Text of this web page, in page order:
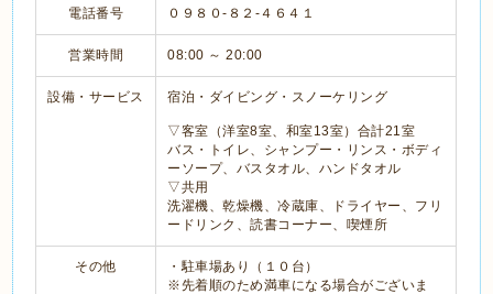
電話番号 ０９８０-８２-４６４１
営業時間 08:00 ～ 20:00
設備・サービス 宿泊・ダイビング・スノーケリング
▽客室（洋室8室、和室13室）合計21室
バス・トイレ、シャンプー・リンス・ボディ
ーソープ、バスタオル、ハンドタオル
▽共用
洗濯機、乾燥機、冷蔵庫、ドライヤー、フリ
ードリンク、読書コーナー、喫煙所
その他
・駐車場あり（１０台）
※先着順のため満車になる場合がございま